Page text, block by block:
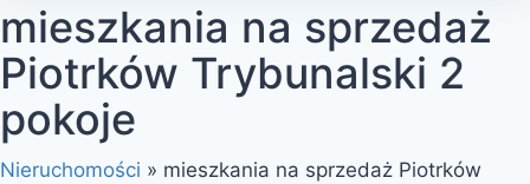
mieszkania na sprzedaż
Piotrków Trybunalski 2
pokoje
Nieruchomości » mieszkania na sprzedaż Piotrków